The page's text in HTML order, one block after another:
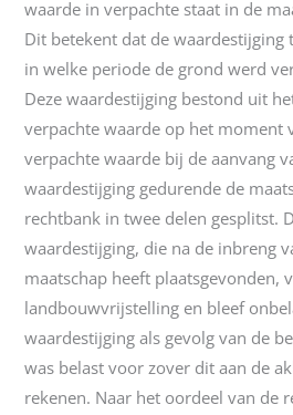
waarde in verpachte staat in de
Dit betekent dat de waardestijging
in welke periode de grond werd
Deze waardestijging bestond uit
verpachte waarde op het moment
verpachte waarde bij de aanvang
waardestijging gedurende de
rechtbank in twee delen gesplitst.
waardestijging, die na de inbreng
maatschap heeft plaatsgevonden,
landbouwvrijstelling en bleef
waardestijging als gevolg van de
was belast voor zover dit aan de
rekenen. Naar het oordeel van de